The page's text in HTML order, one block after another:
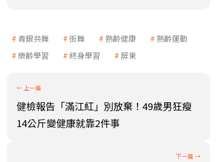
青銀共舞 街舞 熟齡健康
熟齡運動
樂齡學習
終身學習 屏東
健檢報告「滿江紅」別放棄！49歲男狂瘦
14公斤變健康就靠2件事